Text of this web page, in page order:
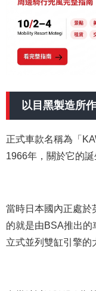
以目黑製造所
正式車款名稱為「
1966年，關於它的誕
當時日本國內正處於
的就是由BSA推出的
立式並列雙缸引擎的